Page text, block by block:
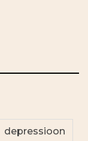
depressioon